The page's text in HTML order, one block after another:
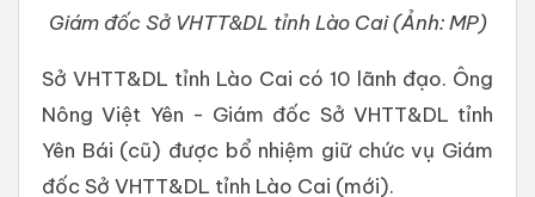
Giám đốc Sở VHTT&DL tỉnh Lào Cai (Ảnh: MP)
Sở VHTT&DL tỉnh Lào Cai có 10 lãnh đạo. Ông
Nông Việt Yên - Giám đốc Sở VHTT&DL tỉnh
Yên Bái (cũ) được bổ nhiệm giữ chức vụ Giám
đốc Sở VHTT&DL tỉnh Lào Cai (mới).